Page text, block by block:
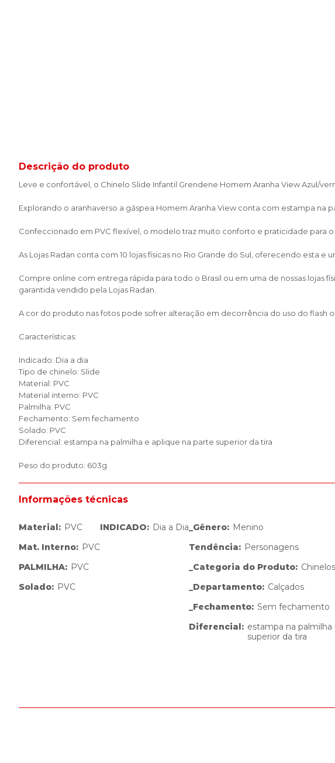
Descrição do produto
Leve e confortável, o Chinelo Slide Infantil Grendene Homem Aranha View Azul/
Explorando o aranhaverso a gáspea Homem Aranha View conta com estampa
Confeccionado em PVC flexível, o modelo traz muito conforto e praticidade para o
As Lojas Radan conta com 10 lojas físicas no Rio Grande do Sul, oferecendo esta
Compre online com entrega rápida para todo o Brasil ou em uma de nossas
garantida vendido pela Lojas Radan.
A cor do produto nas fotos pode sofrer alteração em decorrência do uso do flash
Características:
Indicado: Dia a dia
Tipo de chinelo: Slide
Material: PVC
Material interno: PVC
Palmilha: PVC
Fechamento: Sem fechamento
Solado: PVC
Diferencial: estampa na palmilha e aplique na parte superior da tira
Peso do produto: 603g
Informações técnicas
Material: PVC
Mat. Interno: PVC
PALMILHA: PVC
Solado: PVC
INDICADO: Dia a Dia _Gênero: Menino
Tendência: Personagens
_Categoria do Produto: Chinelos
_Departamento: Calçados
_Fechamento: Sem fechamento
Diferencial: estampa na
superior da tira